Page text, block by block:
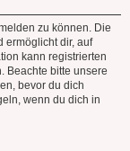
zu können. Die
ermöglicht dir, auf
kann registrierten
Beachte bitte unsere
bevor du dich
wenn du dich in